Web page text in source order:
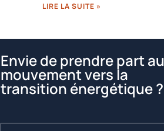
LIRE LA SUITE »
Envie de prendre part au
mouvement vers la
transition énergétique ?